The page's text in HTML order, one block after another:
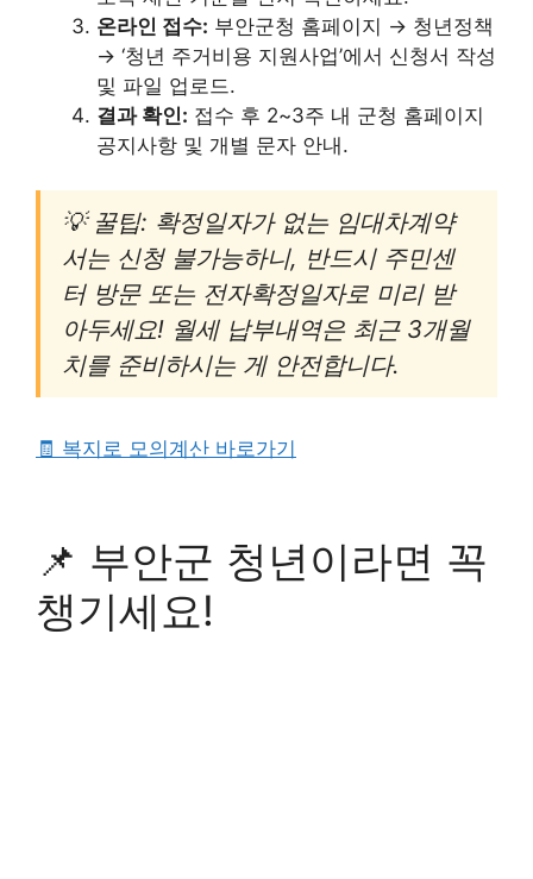
온라인 접수: 부안군청 홈페이지 → 청년정책
→ ‘청년 주거비용 지원사업’에서 신청서 작성
및 파일 업로드.
결과 확인: 접수 후 2~3주 내 군청 홈페이지
공지사항 및 개별 문자 안내.
💡 꿀팁: 확정일자가 없는 임대차계약
서는 신청 불가능하니, 반드시 주민센
터 방문 또는 전자확정일자로 미리 받
아두세요! 월세 납부내역은 최근 3개월
치를 준비하시는 게 안전합니다.
🧾 복지로 모의계산 바로가기
📌 부안군 청년이라면 꼭
챙기세요!